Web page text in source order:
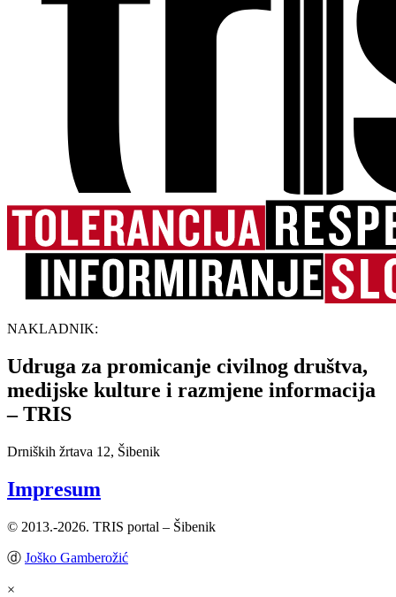
NAKLADNIK:
Udruga za promicanje civilnog društva,
medijske kulture i razmjene informacija
– TRIS
Drniških žrtava 12, Šibenik
Impresum
© 2013.-2026. TRIS portal – Šibenik
ⓓ Joško Gamberožić
×